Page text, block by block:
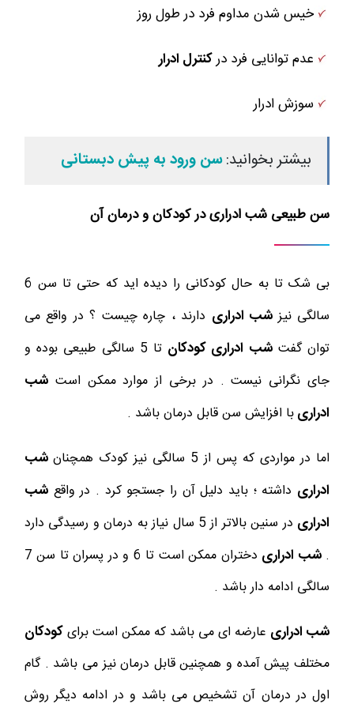
خیس شدن مداوم فرد در طول روز
عدم توانایی فرد درکنترل ادرار
سوزش ادرار
بیشتر بخوانید:سن ورود به پیش دبستانی
سن طبیعی شب ادراری در کودکان و درمان آن
بی شک تا به حال کودکانی را دیده اید که حتی تا سن 6
سالگی نیزشب ادراریدارند ، چاره چیست ؟ در واقع می
توان گفتشب ادراری کودکان
تا 5 سالگی طبیعی بوده و
جای نگرانی نیست . در برخی از موارد ممکن استشب
ادراریبا افزایش سن قابل درمان باشد .
اما در مواردی که پس از 5 سالگی نیز کودک همچنان
شب
ادراریداشته ؛ باید دلیل آن را جستجو کرد . در واقعشب
ادراری
در سنین بالاتر از 5 سال نیاز به درمان و رسیدگی دارد
شب ادراری
دختران ممکن است تا 6 و در پسران تا سن 7
سالگی ادامه دار باشد .
شب ادراریعارضه ای می باشد که ممکن است برایکودکان
مختلف پیش آمده و همچنین قابل درمان نیز می باشد . گام
اول در درمان آن تشخیص می باشد و در ادامه دیگر روش